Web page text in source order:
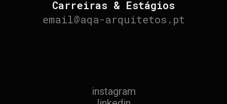
Carreiras & Estágios
email@aqa-arquitetos.pt
instagram